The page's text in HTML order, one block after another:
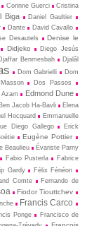
Corinne Guerci
Cristina
Biga Daniel Gaultier
Dante
David Cavallo
Desautels
Denise le
Didjeko
Diego Jesús
Benmesbah
Djalâl
Dom Gabrielli
Dom
Dos Passos
Azam
Edmond Dune
Jacob Ha-Bavli
Elena
Hocquard
Emmanuelle
Diego Gallego
Erick
Eugène Pottier
Beaulieu
Évariste Parny
Fabio Pusterla
Fabrice
Gardy
Félix Fénéon
Comte
Fernando de
Fiodor Tiouttchev
Francis Carco
Ponge
Francisco de